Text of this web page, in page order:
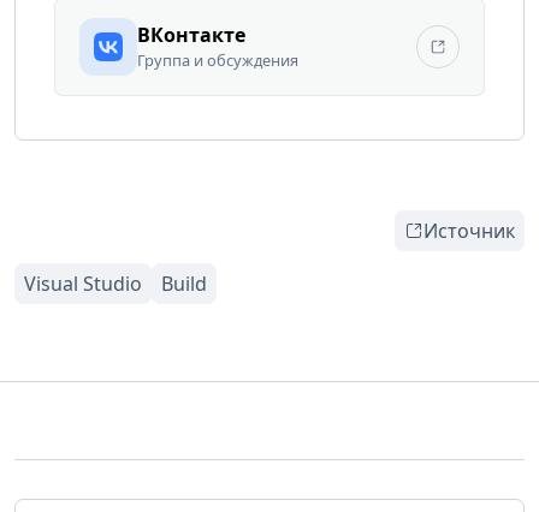
ВКонтакте
Группа и обсуждения
Источник